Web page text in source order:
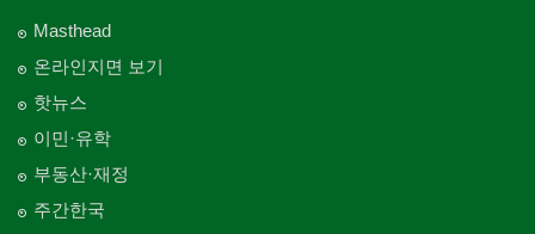
Masthead
온라인지면 보기
핫뉴스
이민·유학
부동산·재정
주간한국